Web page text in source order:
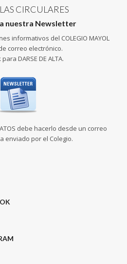
CIRCULARES
nuestra Newsletter
informativos del COLEGIO MAYOL
correo electrónico.
DARSE DE ALTA.
debe hacerlo desde un correo
enviado por el Colegio.